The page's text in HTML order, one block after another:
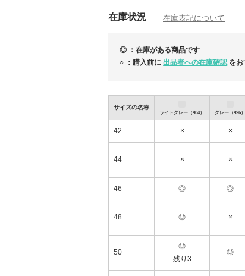
お問い合わせにつきましては、8月17
在庫状況 在庫表記について
◎ ：在庫がある商品です
○ ：購入前に 出品者への在庫確認 を
サイズの名称
ライトグレー（904） グレー（926）
42 × ×
44 × ×
46 ◎ ◎
48 ◎ ×
50
◎
残り3
◎